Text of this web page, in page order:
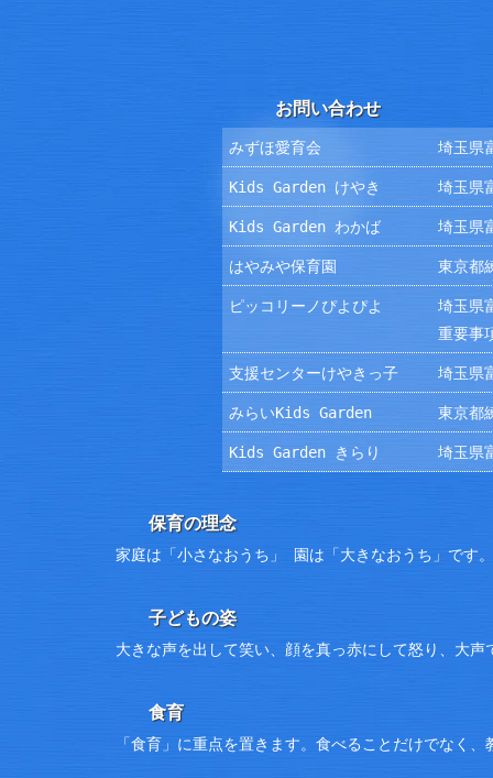
お問い合わせ
みずほ愛育会 埼玉県
Kids Garden けやき 埼玉県
Kids Garden わかば 埼玉県
はやみや保育園 東京都
ピッコリーノぴよぴよ
埼玉県
重要事
支援センターけやきっ子 埼玉県
みらいKids Garden 東京都
Kids Garden きらり 埼玉県
保育の理念
家庭は「小さなおうち」 園は「大きなおうち」です
子どもの姿
大きな声を出して笑い、顔を真っ赤にして怒り、大
食育
「食育」に重点を置きます。食べることだけでなく